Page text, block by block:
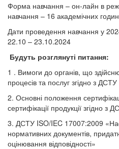
Форма навчання – он-лайн в
навчання – 16 академічних
Дати проведення навчання у
22.10 – 23.10.2024
Будуть розглянуті питання:
1 . Вимоги до органів, що
процесів та послуг згідно з
2. Основні положення
сертифікації продукції згідно
3. ДСТУ ISO/IEC 17007:2009
нормативних документів,
оцінювання відповідності»